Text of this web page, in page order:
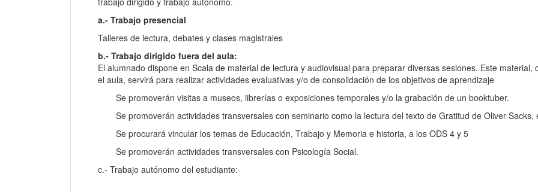
a.- Trabajo presencial
Talleres de lectura, debates y clases magistrales
b.- Trabajo dirigido fuera del aula:
El alumnado dispone en Scala de material de lectura y audiovisual para preparar diversas sesiones. Este
el aula, servirá para realizar actividades evaluativas y/o de consolidación de los objetivos de aprendizaje
Se promoverán visitas a museos, librerías o exposiciones temporales y/o la grabación de un booktuber.
Se promoverán actividades transversales con seminario como la lectura del texto de Gratitud de Oliver Sacks,
Se procurará vincular los temas de Educación, Trabajo y Memoria e historia, a los ODS 4 y 5
Se promoverán actividades transversales con Psicología Social.
c.- Trabajo autónomo del estudiante: